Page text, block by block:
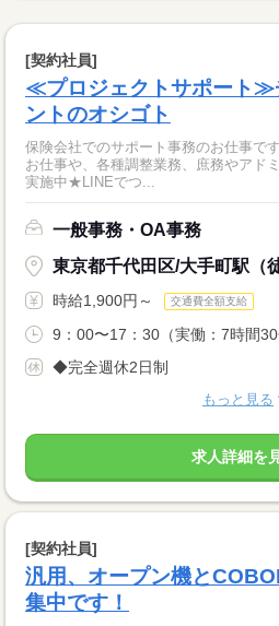
[契約社員]
≪プロジェクトサポート≫
ントのオシゴト
保険会社でのサポート事務のお仕事で
お仕事や、各種調整業務、庶務やアドミ
実施中★LINEでつ...
一般事務・OA事務
東京都千代田区/大手町駅（
時給1,900円～ 交通費全額支給
9：00〜17：30（実働：7時間30
◆完全週休2日制
もっと見る
求人詳細を
[契約社員]
汎用、オープン機と
集中です！